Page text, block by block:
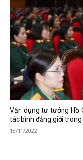
Vận dụng tư tưởng Hồ
tác bình đẳng giới trong
18/11/2022